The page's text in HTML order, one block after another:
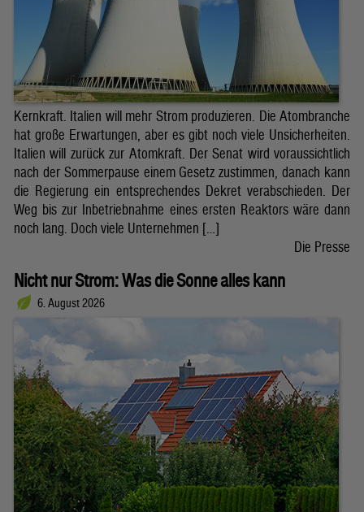
Kernkraft. Italien will mehr Strom produzieren. Die Atombranche
hat große Erwartungen, aber es gibt noch viele Unsicherheiten.
Italien will zurück zur Atomkraft. Der Senat wird voraussichtlich
nach der Sommerpause einem Gesetz zustimmen, danach kann
die Regierung ein entsprechendes Dekret verabschieden. Der
Weg bis zur Inbetriebnahme eines ersten Reaktors wäre dann
noch lang. Doch viele Unternehmen […]
Die Presse
Nicht nur Strom: Was die Sonne alles kann
6. August 2026